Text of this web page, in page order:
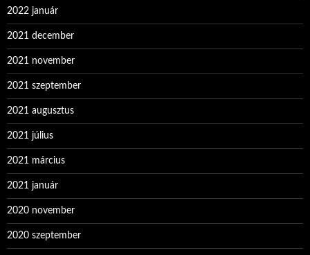
2022 január
2021 december
2021 november
2021 szeptember
2021 augusztus
2021 július
2021 március
2021 január
2020 november
2020 szeptember